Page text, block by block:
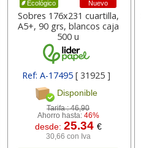
Ecológico Nuevo
Sobres 176x231 cuartilla,
A5+, 90 grs, blancos caja
500 u
Ref: A-17495[ 31925 ]
Disponible
Tarifa :46,90
Ahorro hasta: 46%
desde: 25.34 €
30,66 con Iva